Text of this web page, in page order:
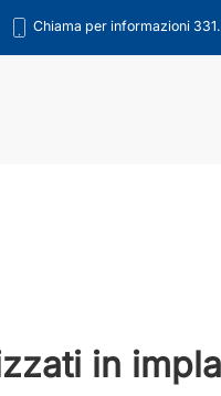
Chiama per informazioni
in